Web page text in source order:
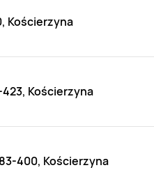
Kościerzyna
423, Kościerzyna
400, Kościerzyna